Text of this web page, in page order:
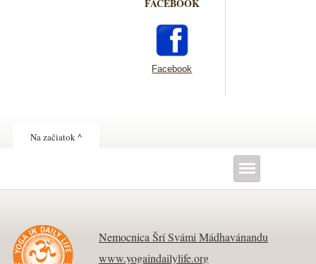
Facebook
Na začiatok ^
Nemocnica Šrí Svámi Mádhavánandu
www.yogaindailylife.org